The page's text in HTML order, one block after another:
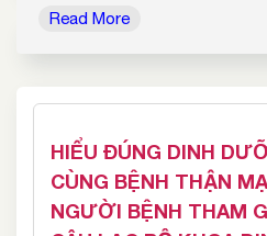
Read More
HIỂU ĐÚNG DINH
CÙNG BỆNH THẬN
NGƯỜI BỆNH THAM